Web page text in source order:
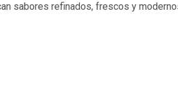
sabores refinados, frescos y